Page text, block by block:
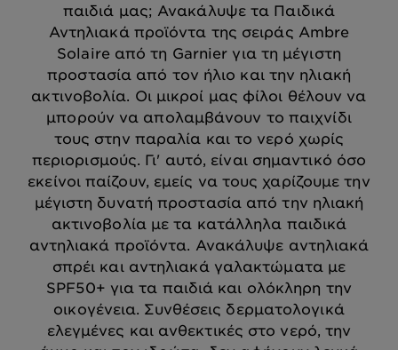
παιδιά μας; Ανακάλυψε τα Παιδικά
Αντηλιακά προϊόντα της σειράς Ambre
Solaire από τη Garnier για τη μέγιστη
προστασία από τον ήλιο και την ηλιακή
ακτινοβολία. Οι μικροί μας φίλοι θέλουν να
μπορούν να απολαμβάνουν το παιχνίδι
τους στην παραλία και το νερό χωρίς
περιορισμούς. Γι' αυτό, είναι σημαντικό όσο
εκείνοι παίζουν, εμείς να τους χαρίζουμε την
μέγιστη δυνατή προστασία από την ηλιακή
ακτινοβολία με τα κατάλληλα παιδικά
αντηλιακά προϊόντα. Ανακάλυψε αντηλιακά
σπρέι και αντηλιακά γαλακτώματα με
SPF50+ για τα παιδιά και ολόκληρη την
οικογένεια. Συνθέσεις δερματολογικά
ελεγμένες και ανθεκτικές στο νερό, την